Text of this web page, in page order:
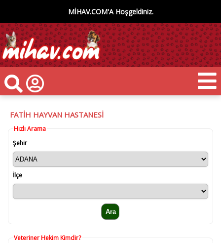
MİHAV.COM'A Hoşgeldiniz.
FATİH HAYVAN HASTANESİ
Hızlı Arama
Şehir
İlçe
Veteriner Hekim Kimdir?